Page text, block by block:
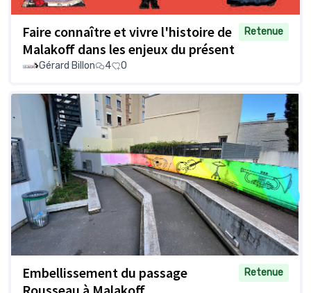
Faire connaître et vivre l'histoire de
Malakoff dans les enjeux du présent
Retenue
Gérard Billon 4 0
Embellissement du passage
Retenue